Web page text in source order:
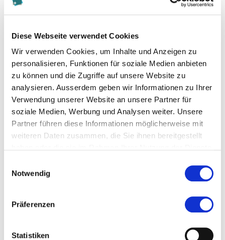
Diese Webseite verwendet Cookies
Wir verwenden Cookies, um Inhalte und Anzeigen zu
personalisieren, Funktionen für soziale Medien anbieten
zu können und die Zugriffe auf unsere Website zu
analysieren. Ausserdem geben wir Informationen zu Ihrer
Verwendung unserer Website an unsere Partner für
soziale Medien, Werbung und Analysen weiter. Unsere
Partner führen diese Informationen möglicherweise mit
weiteren Daten zusammen, die Sie ihnen bereitgestellt
Notwendig
Präferenzen
Statistiken
Copyright
Die auf dieser Site vorhandenen Informationen und
Artikel sind urheberrechtlich geschützt und dürfen
ohne ausdrückliche Genehmigung der Betreiber
nicht weiterverwendet werden.
Kalaidos Fachhochschule
info@kalaidos-fh.ch